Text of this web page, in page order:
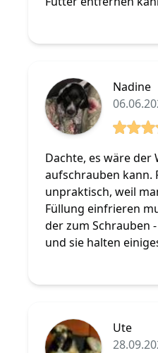
Nadine
Dachte, es wäre der
aufschrauben kann.
unpraktisch, weil
Füllung einfrieren
der zum Schrauben
und sie halten
Ute